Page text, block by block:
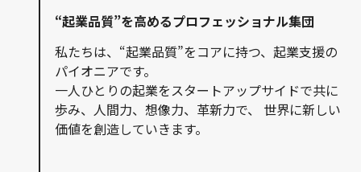
“起業品質”を高めるプロフェッショナル集団
私たちは、“起業品質”をコアに持つ、起業支援の
パイオニアです。
一人ひとりの起業をスタートアップサイドで共に
歩み、人間力、想像力、革新力で、
世界に新しい
価値を創造していきます。